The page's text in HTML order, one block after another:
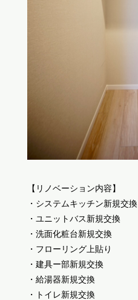
【リノベーション内容】
・システムキッチン新規交換
・ユニットバス新規交換
・洗面化粧台新規交換
・フローリング上貼り
・建具ー部新規交換
・給湯器新規交換
・トイレ新規交換